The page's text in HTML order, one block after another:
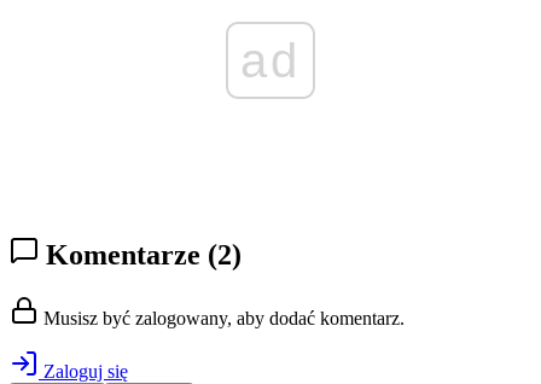
ad
Komentarze (2)
Musisz być zalogowany, aby dodać komentarz.
Zaloguj się